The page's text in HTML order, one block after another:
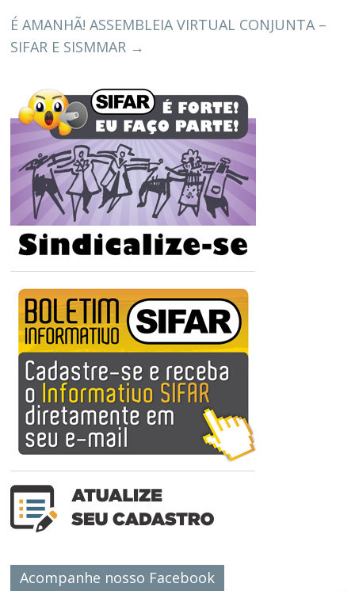
É AMANHÃ! ASSEMBLEIA VIRTUAL CONJUNTA –
SIFAR E SISMMAR →
Acompanhe nosso Facebook